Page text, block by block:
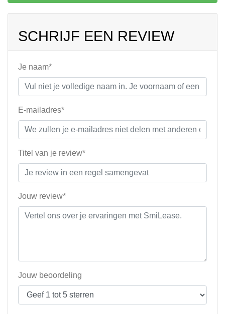
SCHRIJF EEN REVIEW
Je naam*
E-mailadres*
Titel van je review*
Jouw review*
Jouw beoordeling